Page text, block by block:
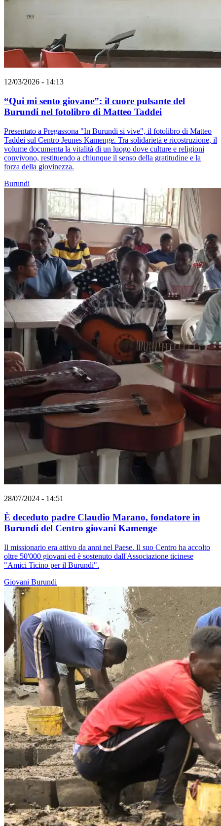
12/03/2026 - 14:13
“Qui mi sento giovane”: il cuore pulsante del
Burundi nel fotolibro di Matteo Taddei
Presentato a Pregassona "In Burundi si vive", il fotolibro di Matteo
Taddei sul Centro Jeunes Kamenge. Tra solidarietà e ricostruzione, il
volume documenta la vitalità di un luogo dove culture e religioni
convivono, restituendo a chiunque il senso della gratitudine e la
forza della giovinezza.
Burundi
28/07/2024 - 14:51
È deceduto padre Claudio Marano, fondatore in
Burundi del Centro giovani Kamenge
Il missionario era attivo da anni nel Paese. Il suo Centro ha accolto
oltre 50'000 giovani ed è sostenuto dall'Associazione ticinese
"Amici Ticino per il Burundi".
Giovani Burundi